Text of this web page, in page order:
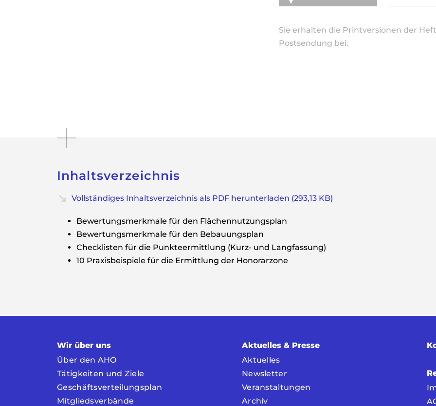
Sie erhalten die Printversionen der
Postsendung bei.
Inhaltsverzeichnis
Vollständiges Inhaltsverzeichnis als PDF herunterladen (293,13 KB)
Bewertungsmerkmale für den Flächennutzungsplan
Bewertungsmerkmale für den Bebauungsplan
Checklisten für die Punkteermittlung (Kurz- und Langfassung)
10 Praxisbeispiele für die Ermittlung der Honorarzone
Wir über uns
Über den AHO
Tätigkeiten und Ziele
Geschäftsverteilungsplan
Mitgliedsverbände
Aktuelles & Presse
Aktuelles
Newsletter
Veranstaltungen
Archiv